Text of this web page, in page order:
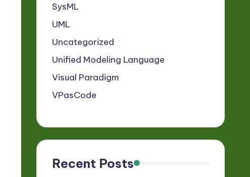
SysML
UML
Uncategorized
Unified Modeling Language
Visual Paradigm
VPasCode
Recent Posts